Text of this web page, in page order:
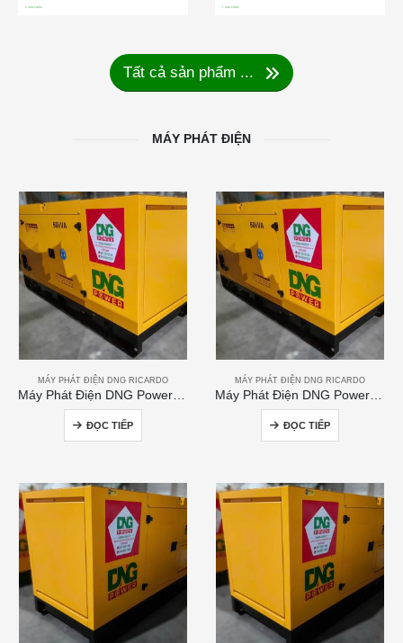
5SẢN PHẨM 1 SẢN PHẨM
Tất cả sản phẩm ...
MÁY PHÁT ĐIỆN
MÁY PHÁT ĐIỆN DNG RICARDO
ĐỌC TIẾP
MÁY PHÁT ĐIỆN DNG RICARDO
ĐỌC TIẾP